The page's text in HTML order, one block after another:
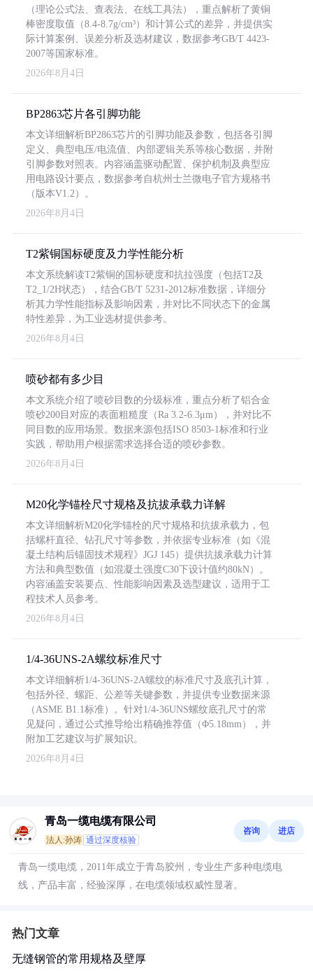
（理论公式法、查表法、在线工具法），重点解析了黄铜
棒密度取值（8.4-8.7g/cm³）和计算公式的差异，并提供实
际计算案例、误差分析及选材建议，数据参考GB/T 4423-
2007等国家标准。
2026年8月4日
BP2863芯片各引脚功能
本文详细解析BP2863芯片的引脚功能及参数，包括各引脚
定义、典型电压/电流值、内部逻辑关系等核心数据，并附
引脚参数对照表。内容涵盖驱动配置、保护机制及典型应
用电路设计要点，数据参考自杭州士兰微电子官方规格书
（版本V1.2）。
2026年8月4日
T2紫铜国标硬度及力学性能分析
本文系统解读T2紫铜的国标硬度和抗拉强度（包括T2及
T2_1/2H状态），结合GB/T 5231-2012标准数据，详细分
析其力学性能指标及影响因素，并对比不同状态下的金属
特性差异，为工业选材提供参考。
2026年8月4日
喷砂都有多少目
本文系统介绍了喷砂目数的分级标准，重点分析了铝合金
喷砂200目对应的表面粗糙度（Ra 3.2-6.3μm），并对比不
同目数的应用场景。数据来源包括ISO 8503-1标准和行业
实践，帮助用户根据需求选择合适的喷砂参数。
2026年8月4日
M20化学锚栓尺寸规格及抗拔承载力详解
本文详细解析M20化学锚栓的尺寸规格和抗拔承载力，包
括螺杆直径、钻孔尺寸等参数，并依据专业标准（如《混
凝土结构后锚固技术规程》JGJ 145）提供抗拔承载力计算
方法和典型数值（如混凝土强度C30下设计值约80kN）。
内容涵盖安装要点、性能影响因素及选型建议，适用于工
程技术人员参考。
2026年8月4日
1/4-36UNS-2A螺纹标准尺寸
本文详细解析1/4-36UNS-2A螺纹的标准尺寸及底孔计算，
包括外径、螺距、公差等关键参数，并提供专业数据来源
（ASME B1.1标准）。针对1/4-36UNS螺纹底孔尺寸的常
见疑问，通过公式推导给出精确推荐值（Φ5.18mm），并
附加工艺建议与扩展知识。
2026年8月4日
青岛一缆电缆有限公司
法人:孙涛 通过深度核验
咨询 进店
青岛一缆电缆，2011年成立于青岛胶州，专业生产多种电缆电
线，产品丰富，经验深厚，在电缆领域权威性显著。
热门文章
无缝钢管的常用规格及壁厚